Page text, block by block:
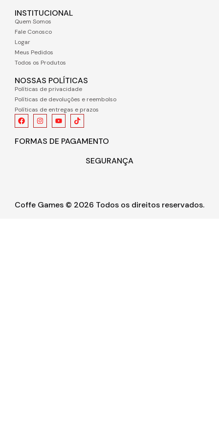
INSTITUCIONAL
Quem Somos
Fale Conosco
Logar
Meus Pedidos
Todos os Produtos
NOSSAS POLÍTICAS
Políticas de privacidade
Políticas de devoluções e reembolso
Políticas de entregas e prazos
FORMAS DE PAGAMENTO
SEGURANÇA
Coffe Games © 2026 Todos os direitos reservados.